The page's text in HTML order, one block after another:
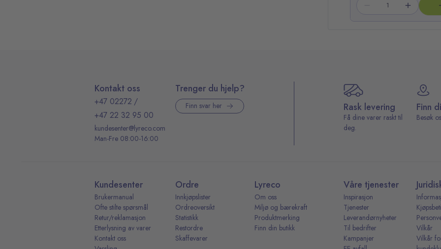
Kontakt oss
+47 02272 /
+47 22 32 95 00
kundesenter@lyreco.com
Man-Fre 08:00-16:00
Trenger du hjelp?
Finn svar her Rask levering
Få dine varer raskt til
deg.
Finn
Besøk
Kundesenter
Brukermanual
Ofte stilte spørsmål
Retur/reklamasjon
Etterlysning av varer
Kontakt oss
Ordre
Innkjøpslister
Ordreoversikt
Statistikk
Restordre
Skaffevarer
Lyreco
Om oss
Miljø og bærekraft
Produktmerking
Finn din butikk
Våre tjenester
Inspirasjon
Tjenester
Leverandørnyheter
Til bedrifter
Kampanjer
Vilkår
Vilkår